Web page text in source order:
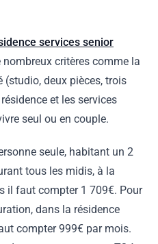
services senior
critères comme la
(studio, deux pièces, trois
et les services
seul ou en couple.
seule, habitant un 2
tous les midis, à la
il faut compter 1 709€. Pour
dans la résidence
compter 999€ par mois.